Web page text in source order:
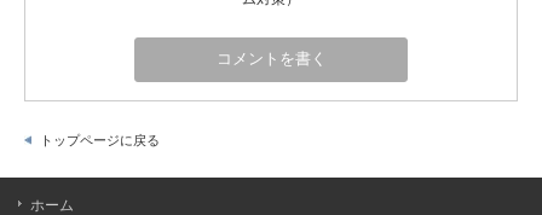
トップページに戻る
ホーム